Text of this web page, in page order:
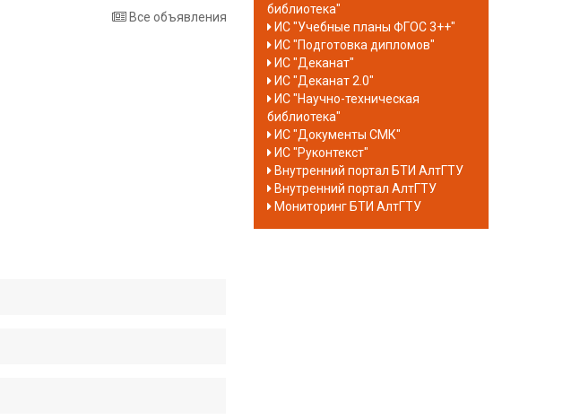
Все объявления
библиотека"
ИС "Учебные планы ФГОС 3++"
ИС "Подготовка дипломов"
ИС "Деканат"
ИС "Деканат 2.0"
ИС "Научно-техническая
библиотека"
ИС "Документы СМК"
ИС "Руконтекст"
Внутренний портал БТИ АлтГТУ
Внутренний портал АлтГТУ
Мониторинг БТИ АлтГТУ